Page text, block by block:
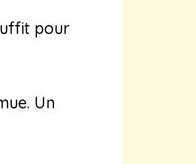
pour
Un